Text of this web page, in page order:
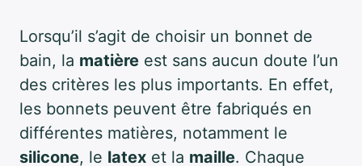
Lorsqu’il s’agit de choisir un bonnet de
bain, la matière est sans aucun doute l’un
des critères les plus importants. En effet,
les bonnets peuvent être fabriqués en
différentes matières, notamment le
silicone, le latex et la maille. Chaque